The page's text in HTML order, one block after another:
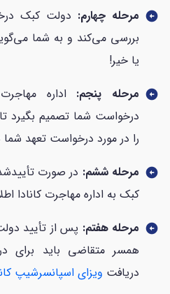
arrow_circle_left مرحله چهارم: دولت کبک
بررسی می‌کند و به شما
یا خیر!
arrow_circle_left مرحله پنجم: اداره
را در مورد درخواست تعهد شما
arrow_circle_left مرحله ششم: در صورت
کبک به اداره مهاجرت کانادا
arrow_circle_left مرحله هفتم: پس از تأیید
همسر متقاضی باید برای
دریافت ویزای اسپانسرشیپ